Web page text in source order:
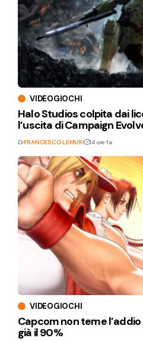
VIDEOGIOCHI
Halo Studios colpita dai
l’uscita di Campaign
DiFRANCESCO LEMURI 14 ore fa
VIDEOGIOCHI
Capcom non teme
già il 90%